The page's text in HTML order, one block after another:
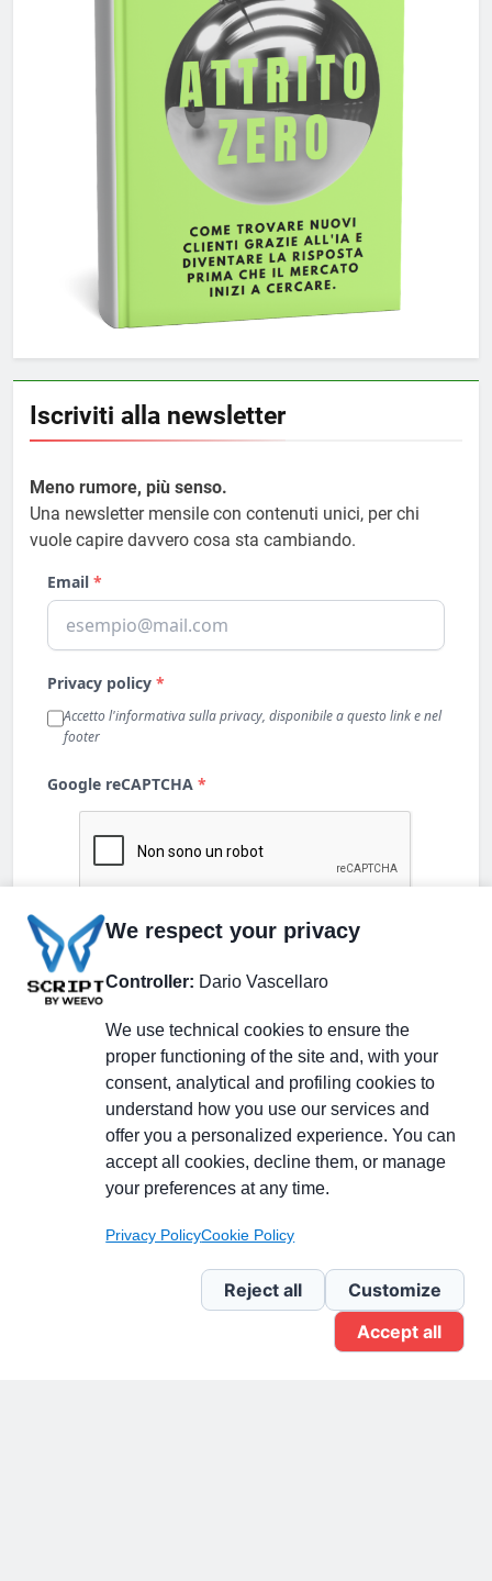
Iscriviti alla newsletter
Meno rumore, più senso.
Una newsletter mensile con contenuti unici, per chi
vuole capire davvero cosa sta cambiando.
Partecipa alla discussione
Pagina Linkedin
Newsletter Linkedin
We respect your privacy
Controller: Dario Vascellaro
We use technical cookies to ensure the
proper functioning of the site and, with your
consent, analytical and profiling cookies to
understand how you use our services and
offer you a personalized experience. You can
accept all cookies, decline them, or manage
your preferences at any time.
Privacy PolicyCookie Policy
Reject all
Customize
Accept all